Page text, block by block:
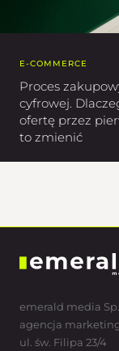
E-COMMERCE
Proces
cyfrowej.
ofertę przez
to zmienić
emerald media Sp.
agencja
ul. św. Filipa 23/4